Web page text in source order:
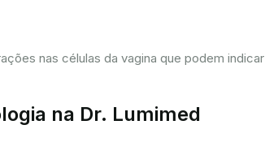
nas células da vagina que podem
na Dr. Lumimed